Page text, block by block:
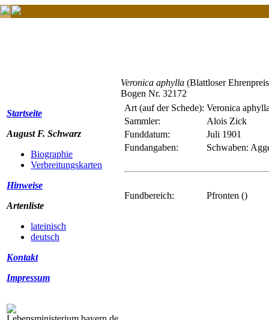
Startseite
August F. Schwarz
Biographie
Verbreitungskarten
Hinweise
Artenliste
lateinisch
deutsch
Kontakt
Impressum
Veronica aphylla (Blattloser
Bogen Nr. 32172
Art (auf der Schede): Veronica
Sammler:
Alois Zick
Funddatum:
Juli 1901
Fundangaben:
Schwaben:
Fundbereich: Pfronten ()